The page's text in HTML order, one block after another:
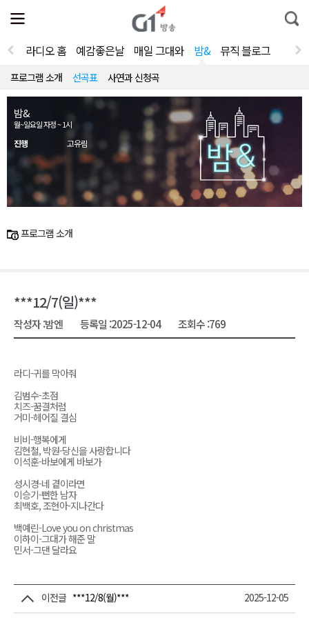
전
체
뉴
열
통
합
라디오 홈 예감좋은날 매일 그대와 밤& 뮤직 블로그
프로그램 소개 선곡표 사연과 신청곡
밤&
월~일요일 자정 ~ 1시
진행 고유림
프로그램 소개
***12/7(일)***
작성자 :밤엔 등록일 :2025-12-04 조회수 :769
라디-귀를 막아줘
김범수-초점
치즈-꿈결처럼
거미-헤어질 결심
비비-행복에게
김현철, 박원-당신을 사랑합니다
이석훈-바보에게 바보가
성시경-네 곁이라면
이승기-뻔한 남자
최백호, 조현아-지나간다
백예린-Love you on christmas
이하이-그대가 해준 말
민서-그댄 달라요
이전글 ***12/8(월)*** 2025-12-05